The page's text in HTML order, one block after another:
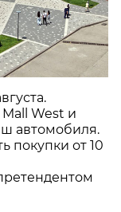
West и
автомобиля.
покупки от 10